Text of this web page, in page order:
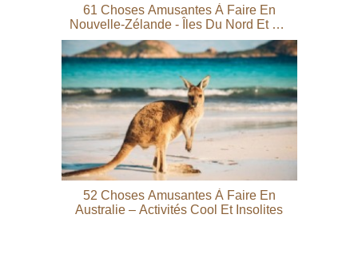
61 Choses Amusantes À Faire En
Nouvelle-Zélande - Îles Du Nord Et Du
Sud
52 Choses Amusantes À Faire En
Australie – Activités Cool Et Insolites